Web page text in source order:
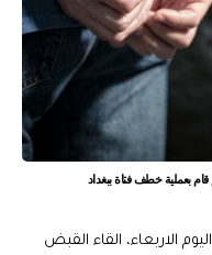
الاربعاء، القاء القبض